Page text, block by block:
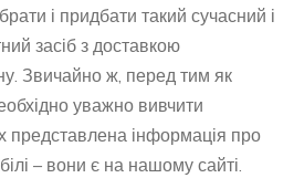
і придбати такий сучасний і
засіб з доставкою
Звичайно ж, перед тим як
уважно вивчити
представлена інформація про
– вони є на нашому сайті.